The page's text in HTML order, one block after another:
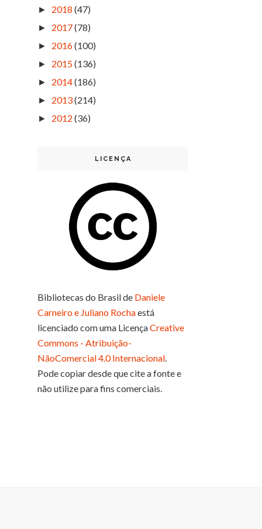
► 2018 (47)
► 2017(78)
► 2016(100)
► 2015(136)
► 2014(186)
► 2013(214)
► 2012 (36)
LICENÇA
Bibliotecas do Brasilde Daniele
Carneiro e Juliano Rochaestá
licenciado com uma LicençaCreative
Commons - Atribuição-
NãoComercial 4.0 Internacional.
Pode copiar desde que cite a fonte e
não utilize para fins comerciais.